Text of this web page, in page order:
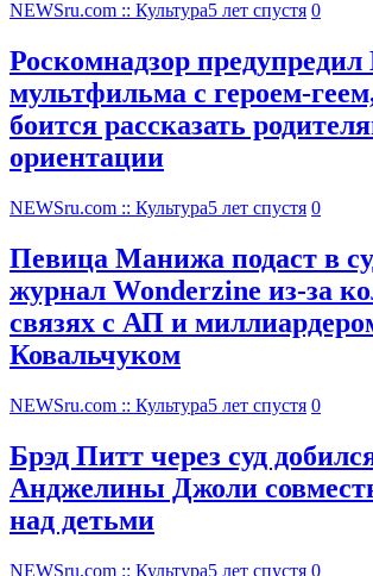
NEWSru.com :: Культура5 лет спустя 0
Роскомнадзор предупредил
мультфильма c героем-
боится рассказать
ориентации
NEWSru.com :: Культура5 лет спустя 0
Певица Манижа подаст в
журнал Wonderzine из-за
связях с АП и
Ковальчуком
NEWSru.com :: Культура5 лет спустя 0
Брэд Питт через суд
Анджелины Джоли
над детьми
NEWSru.com :: Культура5 лет спустя 0